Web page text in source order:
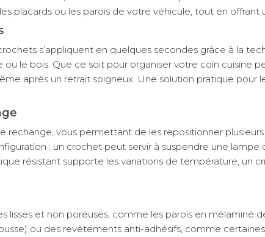
placards ou les parois de votre véhicule, tout en
s’appliquent en quelques secondes grâce à la
le bois. Que ce soit pour organiser votre coin cuisine
après un retrait soigneux. Une solution pratique
rechange, vous permettant de les repositionner
: un crochet peut servir à suspendre une
résistant supporte les variations de température, un
et non poreuses, comme les parois en mélaminé
ou des revêtements anti-adhésifs, comme